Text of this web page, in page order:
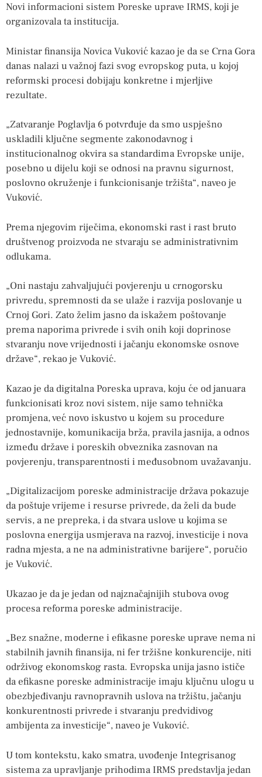
Novi informacioni sistem Poreske uprave IRMS, koji je
organizovala ta institucija.
Ministar finansija Novica Vuković kazao je da se Crna Gora
danas nalazi u važnoj fazi svog evropskog puta, u kojoj
reformski procesi dobijaju konkretne i mjerljive
rezultate.
„Zatvaranje Poglavlja 6 potvrđuje da smo uspješno
uskladili ključne segmente zakonodavnog i
institucionalnog okvira sa standardima Evropske unije,
posebno u dijelu koji se odnosi na pravnu sigurnost,
poslovno okruženje i funkcionisanje tržišta“, naveo je
Vuković.
Prema njegovim riječima, ekonomski rast i rast bruto
društvenog proizvoda ne stvaraju se administrativnim
odlukama.
„Oni nastaju zahvaljujući povjerenju u crnogorsku
privredu, spremnosti da se ulaže i razvija poslovanje u
Crnoj Gori. Zato želim jasno da iskažem poštovanje
prema naporima privrede i svih onih koji doprinose
stvaranju nove vrijednosti i jačanju ekonomske osnove
države“, rekao je Vuković.
Kazao je da digitalna Poreska uprava, koju će od januara
funkcionisati kroz novi sistem, nije samo tehnička
promjena, već novo iskustvo u kojem su procedure
jednostavnije, komunikacija brža, pravila jasnija, a odnos
između države i poreskih obveznika zasnovan na
povjerenju, transparentnosti i međusobnom uvažavanju.
„Digitalizacijom poreske administracije država pokazuje
da poštuje vrijeme i resurse privrede, da želi da bude
servis, a ne prepreka, i da stvara uslove u kojima se
poslovna energija usmjerava na razvoj, investicije i nova
radna mjesta, a ne na administrativne barijere“, poručio
je Vuković.
Ukazao je da je jedan od najznačajnijih stubova ovog
procesa reforma poreske administracije.
„Bez snažne, moderne i efikasne poreske uprave nema ni
stabilnih javnih finansija, ni fer tržišne konkurencije, niti
održivog ekonomskog rasta. Evropska unija jasno ističe
da efikasne poreske administracije imaju ključnu ulogu u
obezbjeđivanju ravnopravnih uslova na tržištu, jačanju
konkurentnosti privrede i stvaranju predvidivog
ambijenta za investicije“, naveo je Vuković.
U tom kontekstu, kako smatra, uvođenje Integrisanog
sistema za upravljanje prihodima IRMS predstavlja jedan